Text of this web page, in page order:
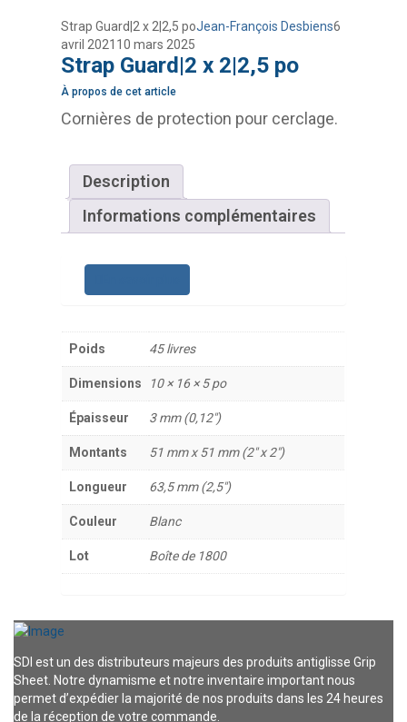
Strap Guard|2 x 2|2,5 poJean-François Desbiens6
avril 2021 10 mars 2025
Strap Guard|2 x 2|2,5 po
À propos de cet article
Cornières de protection pour cerclage.
Description
Informations complémentaires
Poids 45 livres
Dimensions 10 × 16 × 5 po
Épaisseur 3 mm (0,12")
Montants 51 mm x 51 mm (2" x 2")
Longueur 63,5 mm (2,5")
Couleur Blanc
Lot Boîte de 1800
SDI est un des distributeurs majeurs des produits antiglisse Grip
Sheet. Notre dynamisme et notre inventaire important nous
permet d’expédier la majorité de nos produits dans les 24 heures
de la réception de votre commande.